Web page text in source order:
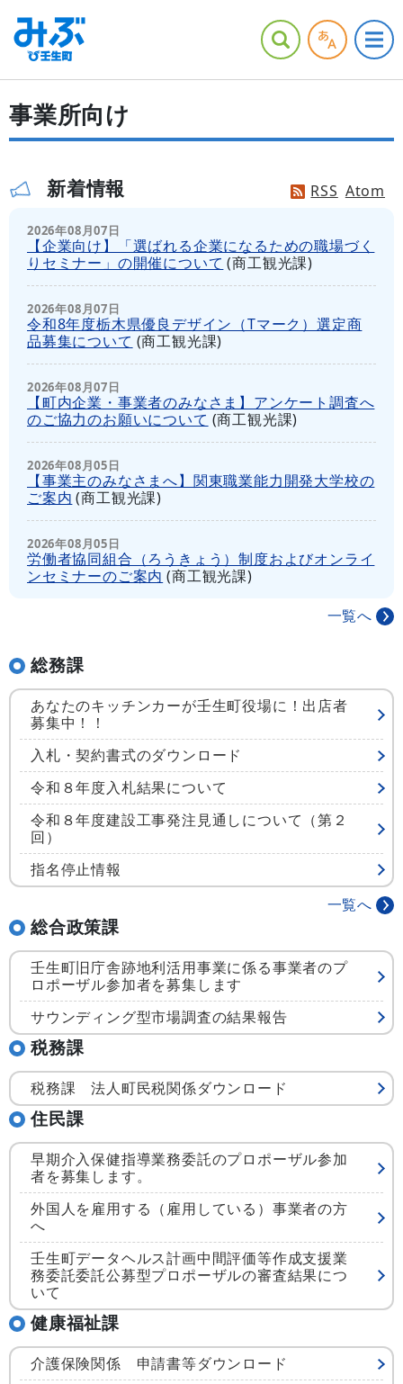
事業所向け
新着情報 RSS Atom
2026年08月07日
【企業向け】「選ばれる企業になるための職場づく
りセミナー」の開催について (商工観光課)
2026年08月07日
令和8年度栃木県優良デザイン（Tマーク）選定商
品募集について (商工観光課)
2026年08月07日
【町内企業・事業者のみなさま】アンケート調査へ
のご協力のお願いについて (商工観光課)
2026年08月05日
【事業主のみなさまへ】関東職業能力開発大学校の
ご案内 (商工観光課)
2026年08月05日
労働者協同組合（ろうきょう）制度およびオンライ
ンセミナーのご案内 (商工観光課)
一覧へ
総務課
あなたのキッチンカーが壬生町役場に！出店者
募集中！！
入札・契約書式のダウンロード
令和８年度入札結果について
令和８年度建設工事発注見通しについて（第２
回）
指名停止情報
一覧へ
総合政策課
壬生町旧庁舎跡地利活用事業に係る事業者のプ
ロポーザル参加者を募集します
サウンディング型市場調査の結果報告
税務課
税務課 法人町民税関係ダウンロード
住民課
早期介入保健指導業務委託のプロポーザル参加
者を募集します。
外国人を雇用する（雇用している）事業者の方
へ
壬生町データヘルス計画中間評価等作成支援業
務委託委託公募型プロポーザルの審査結果につ
いて
健康福祉課
介護保険関係 申請書等ダウンロード